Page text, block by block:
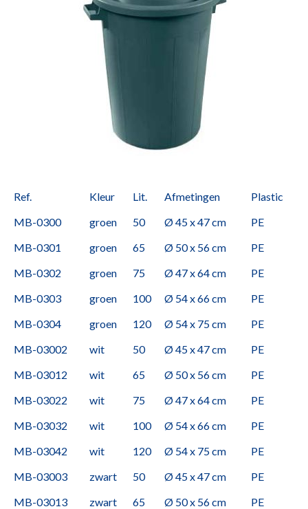
Ref. Kleur Lit. Afmetingen
Plastic
MB-0300
groen 50 Ø 45 x 47 cm
PE
MB-0301
groen 65 Ø 50 x 56 cm
PE
MB-0302
groen 75 Ø 47 x 64 cm
PE
MB-0303
groen 100 Ø 54 x 66 cm
PE
MB-0304
groen 120 Ø 54 x 75 cm
PE
MB-03002
wit 50 Ø 45 x 47 cm
PE
MB-03012
wit 65 Ø 50 x 56 cm
PE
MB-03022
wit 75 Ø 47 x 64 cm
PE
MB-03032
wit 100 Ø 54 x 66 cm
PE
MB-03042
wit 120 Ø 54 x 75 cm
PE
MB-03003
zwart 50 Ø 45 x 47 cm
PE
MB-03013
zwart 65 Ø 50 x 56 cm
PE